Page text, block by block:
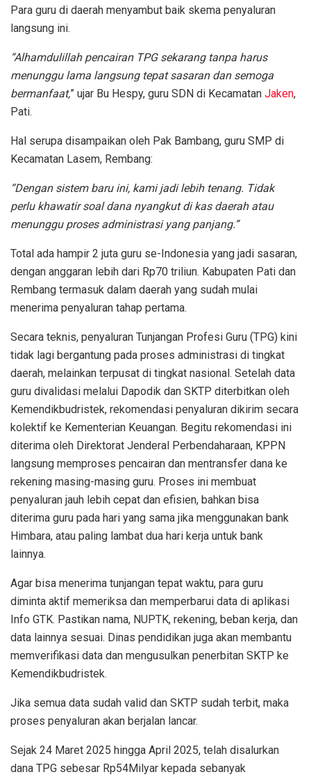
Para guru di daerah menyambut baik skema penyaluran
langsung ini.
“Alhamdulillah pencairan TPG sekarang tanpa harus
menunggu lama langsung tepat sasaran dan semoga
bermanfaat,” ujar Bu Hespy, guru SDN di Kecamatan Jaken,
Pati.
Hal serupa disampaikan oleh Pak Bambang, guru SMP di
Kecamatan Lasem, Rembang:
“Dengan sistem baru ini, kami jadi lebih tenang. Tidak
perlu khawatir soal dana nyangkut di kas daerah atau
menunggu proses administrasi yang panjang.”
Total ada hampir 2 juta guru se-Indonesia yang jadi sasaran,
dengan anggaran lebih dari Rp70 triliun. Kabupaten Pati dan
Rembang termasuk dalam daerah yang sudah mulai
menerima penyaluran tahap pertama.
Secara teknis, penyaluran Tunjangan Profesi Guru (TPG) kini
tidak lagi bergantung pada proses administrasi di tingkat
daerah, melainkan terpusat di tingkat nasional. Setelah data
guru divalidasi melalui Dapodik dan SKTP diterbitkan oleh
Kemendikbudristek, rekomendasi penyaluran dikirim secara
kolektif ke Kementerian Keuangan. Begitu rekomendasi ini
diterima oleh Direktorat Jenderal Perbendaharaan, KPPN
langsung memproses pencairan dan mentransfer dana ke
rekening masing-masing guru. Proses ini membuat
penyaluran jauh lebih cepat dan efisien, bahkan bisa
diterima guru pada hari yang sama jika menggunakan bank
Himbara, atau paling lambat dua hari kerja untuk bank
lainnya.
Agar bisa menerima tunjangan tepat waktu, para guru
diminta aktif memeriksa dan memperbarui data di aplikasi
Info GTK. Pastikan nama, NUPTK, rekening, beban kerja, dan
data lainnya sesuai. Dinas pendidikan juga akan membantu
memverifikasi data dan mengusulkan penerbitan SKTP ke
Kemendikbudristek.
Jika semua data sudah valid dan SKTP sudah terbit, maka
proses penyaluran akan berjalan lancar.
Sejak 24 Maret 2025 hingga April 2025, telah disalurkan
dana TPG sebesar Rp54Milyar kepada sebanyak